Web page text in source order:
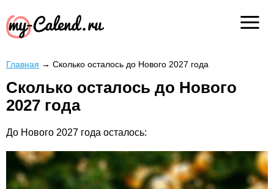
Главная → Сколько осталось до Нового 2027 года
Сколько осталось до Нового
2027 года
До Нового 2027 года осталось: